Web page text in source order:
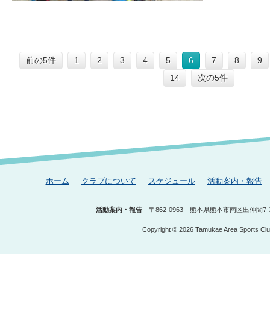
前の5件 1 2 3 4 5 6 7 8
9
14
次の5件
ホーム クラブについて スケジュール 活動案内・報告
活動案内・報告 〒862-0963 熊本県熊本市南区出仲間
Copyright © 2026 Tamukae Area Sports